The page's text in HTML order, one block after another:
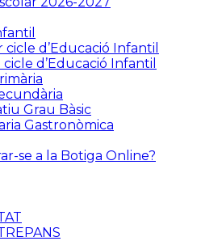
cicle d’Educació Infantil
d’Educació Infantil
Grau Bàsic
Gastronòmica
se a la Botiga Online?